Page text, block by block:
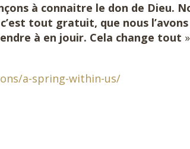
à connaitre le don de Dieu.
tout gratuit, que nous l’avons
à en jouir. Cela change tout
a-spring-within-us/